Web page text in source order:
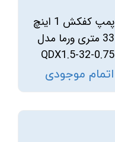
پمپ کفکش 1 اینچ
33 متری ورما مدل
QDX1.5-32-0.75
اتمام موجودی